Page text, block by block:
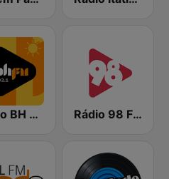
Rádio BH FM Rádio 98 FM